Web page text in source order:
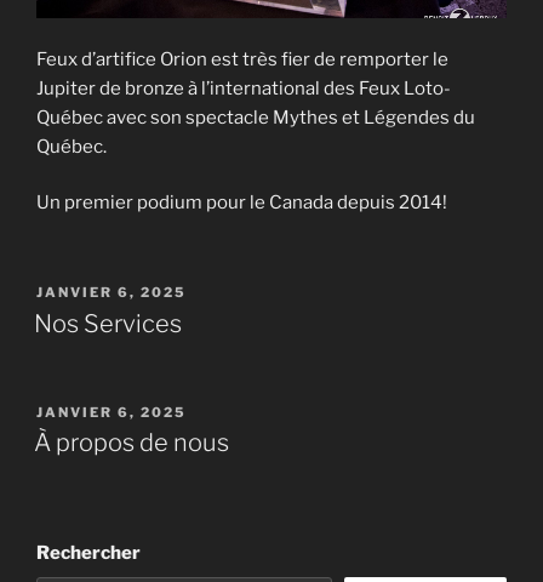
Feux d’artifice Orion est très fier de remporter le
Jupiter de bronze à l’international des Feux Loto-
Québec avec son spectacle Mythes et Légendes du
Québec.
Un premier podium pour le Canada depuis 2014!
PUBLIÉ
LE
JANVIER 6, 2025
Nos Services
PUBLIÉ
LE
JANVIER 6, 2025
À propos de nous
Rechercher